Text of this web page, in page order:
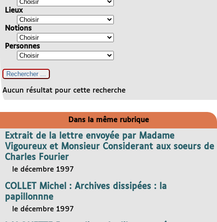
Lieux
Notions
Personnes
Aucun résultat pour cette recherche
Dans la même rubrique
Extrait de la lettre envoyée par Madame
Vigoureux et Monsieur Considerant aux soeurs de
Charles Fourier
le décembre 1997
COLLET Michel : Archives dissipées : la
papillonnne
le décembre 1997